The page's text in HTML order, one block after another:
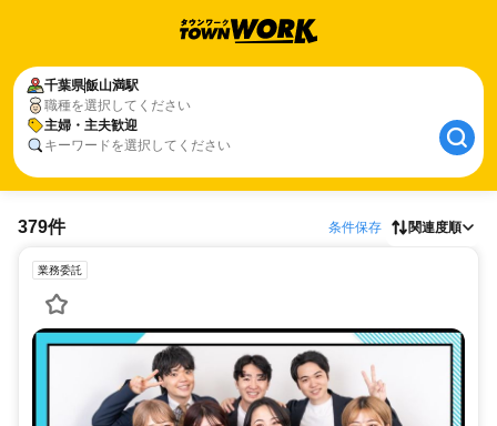
千葉県飯山満駅
職種を選択してください
主婦・主夫歓迎
キーワードを選択してください
379件 条件保存 関連度順
業務委託